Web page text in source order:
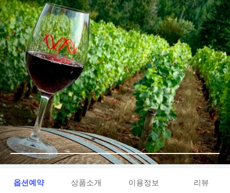
옵션예약 상품소개 이용정보 리뷰